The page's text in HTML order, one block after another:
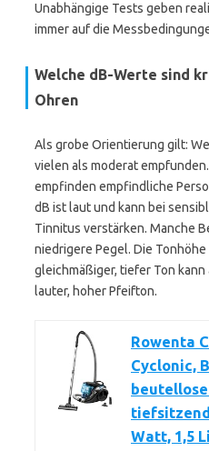
Unabhängige Tests geben
immer auf die
Welche dB-Werte sind
Ohren
Als grobe Orientierung gilt:
vielen als moderat
empfinden empfindliche
dB ist laut und kann bei
Tinnitus verstärken. Manche
niedrigere Pegel. Die
gleichmäßiger, tiefer Ton
lauter, hoher Pfeifton.
Rowenta
Cyclonic,
Watt, 1,5